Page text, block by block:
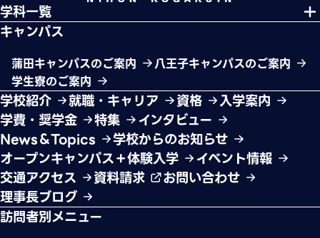
学科一覧
キャンパス
蒲田キャンパスのご案内
八王子キャンパスのご案内
学生寮のご案内
学校紹介 就職・キャリア 資格
入学案内
学費・奨学金
特集
インタビュー
News＆Topics
学校からのお知らせ
オープンキャンパス＋体験入学
イベント情報
交通アクセス
資料請求
お問い合わせ
理事長ブログ
訪問者別メニュー